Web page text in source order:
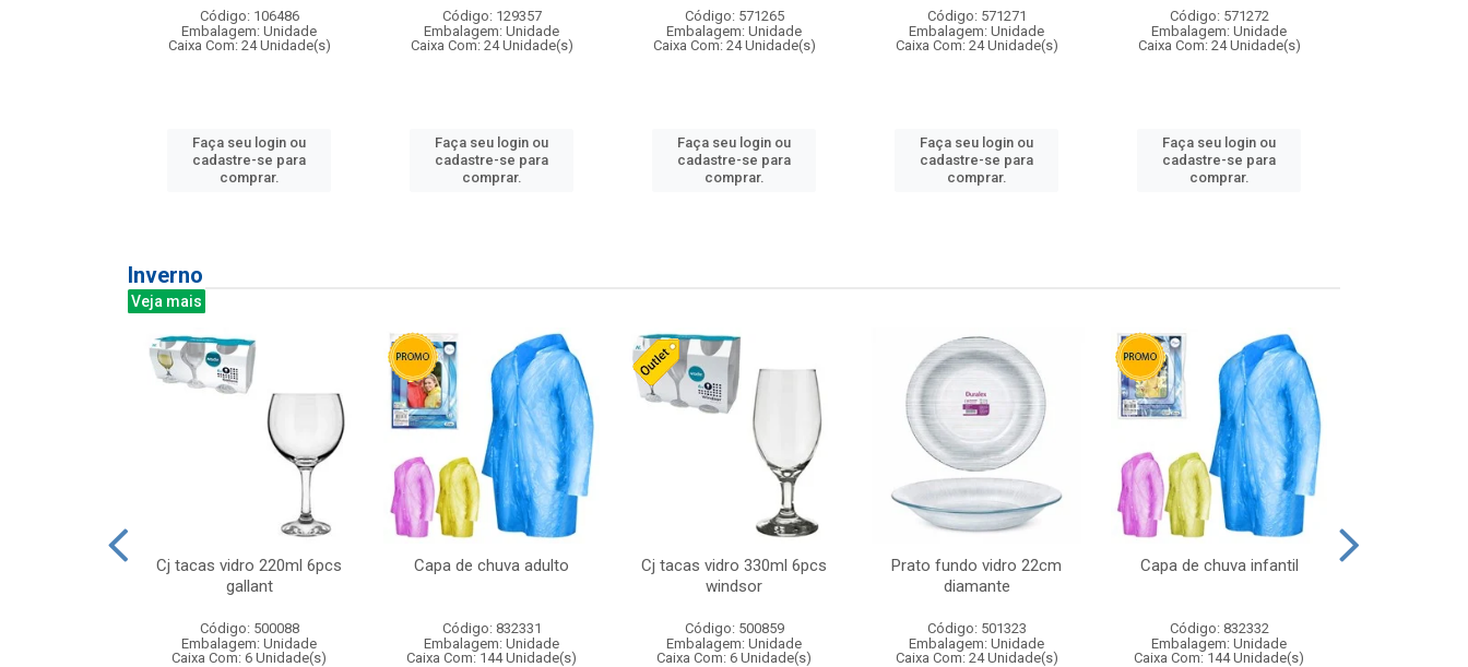
Código: 106486
Embalagem: Unidade
Caixa Com: 24 Unidade(s)
Faça seu login ou
cadastre-se para
comprar.
Código: 129357
Embalagem: Unidade
Caixa Com: 24 Unidade(s)
Faça seu login ou
cadastre-se para
comprar.
Código: 571265
Embalagem: Unidade
Caixa Com: 24 Unidade(s)
Faça seu login ou
cadastre-se para
comprar.
Código: 571271
Embalagem: Unidade
Caixa Com: 24 Unidade(s)
Faça seu login ou
cadastre-se para
comprar.
Código: 571272
Embalagem: Unidade
Caixa Com: 24 Unidade(s)
Faça seu login ou
cadastre-se para
comprar.
Inverno
Veja mais
Cj tacas vidro 220ml 6pcs
gallant
Código: 500088
Embalagem: Unidade
Caixa Com: 6 Unidade(s)
Capa de chuva adulto
Código: 832331
Embalagem: Unidade
Caixa Com: 144 Unidade(s)
Cj tacas vidro 330ml 6pcs
windsor
Código: 500859
Embalagem: Unidade
Caixa Com: 6 Unidade(s)
Prato fundo vidro 22cm
diamante
Código: 501323
Embalagem: Unidade
Caixa Com: 24 Unidade(s)
Capa de chuva infantil
Código: 832332
Embalagem: Unidade
Caixa Com: 144 Unidade(s)